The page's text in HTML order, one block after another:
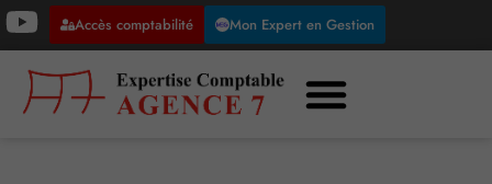
Accès comptabilité Mon Expert en Gestion